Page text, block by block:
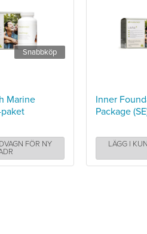
Snabbköp
Marine
FÖR NY
Inner
Package
LÄGG I